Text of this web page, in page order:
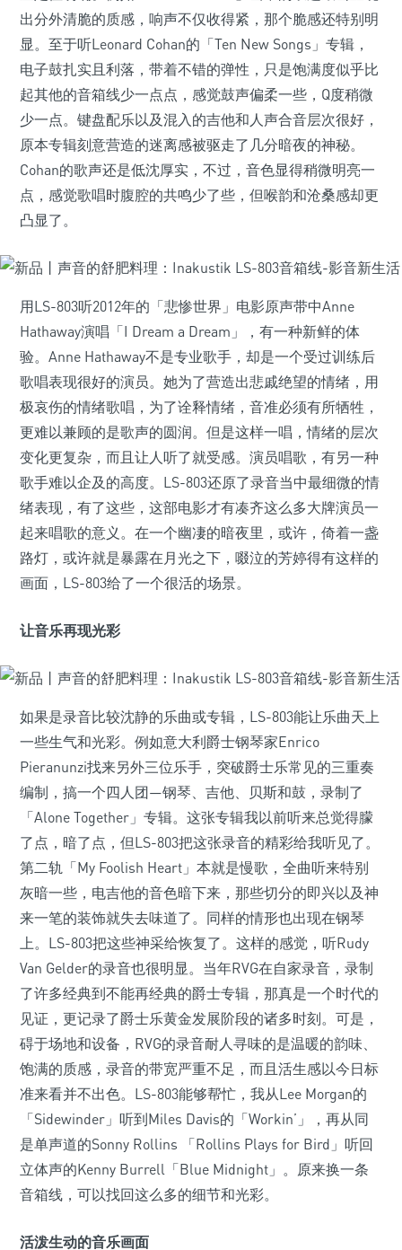
出分外清脆的质感，响声不仅收得紧，那个脆感还特别明
显。至于听Leonard Cohan的「Ten New Songs」专辑，
电子鼓扎实且利落，带着不错的弹性，只是饱满度似乎比
起其他的音箱线少一点点，感觉鼓声偏柔一些，Q度稍微
少一点。键盘配乐以及混入的吉他和人声合音层次很好，
原本专辑刻意营造的迷离感被驱走了几分暗夜的神秘。
Cohan的歌声还是低沈厚实，不过，音色显得稍微明亮一
点，感觉歌唱时腹腔的共鸣少了些，但喉韵和沧桑感却更
凸显了。
用LS-803听2012年的「悲惨世界」电影原声带中Anne
Hathaway演唱「I Dream a Dream」，有一种新鲜的体
验。Anne Hathaway不是专业歌手，却是一个受过训练后
歌唱表现很好的演员。她为了营造出悲戚绝望的情绪，用
极哀伤的情绪歌唱，为了诠释情绪，音准必须有所牺牲，
更难以兼顾的是歌声的圆润。但是这样一唱，情绪的层次
变化更复杂，而且让人听了就受感。演员唱歌，有另一种
歌手难以企及的高度。LS-803还原了录音当中最细微的情
绪表现，有了这些，这部电影才有凑齐这么多大牌演员一
起来唱歌的意义。在一个幽凄的暗夜里，或许，倚着一盏
路灯，或许就是暴露在月光之下，啜泣的芳婷得有这样的
画面，LS-803给了一个很活的场景。
让音乐再现光彩
如果是录音比较沈静的乐曲或专辑，LS-803能让乐曲天上
一些生气和光彩。例如意大利爵士钢琴家Enrico
Pieranunzi找来另外三位乐手，突破爵士乐常见的三重奏
编制，搞一个四人团—钢琴、吉他、贝斯和鼓，录制了
「Alone Together」专辑。这张专辑我以前听来总觉得朦
了点，暗了点，但LS-803把这张录音的精彩给我听见了。
第二轨「My Foolish Heart」本就是慢歌，全曲听来特别
灰暗一些，电吉他的音色暗下来，那些切分的即兴以及神
来一笔的装饰就失去味道了。同样的情形也出现在钢琴
上。LS-803把这些神采给恢复了。这样的感觉，听Rudy
Van Gelder的录音也很明显。当年RVG在自家录音，录制
了许多经典到不能再经典的爵士专辑，那真是一个时代的
见证，更记录了爵士乐黄金发展阶段的诸多时刻。可是，
碍于场地和设备，RVG的录音耐人寻味的是温暖的韵味、
饱满的质感，录音的带宽严重不足，而且活生感以今日标
准来看并不出色。LS-803能够帮忙，我从Lee Morgan的
「Sidewinder」听到Miles Davis的「Workin’」，再从同
是单声道的Sonny Rollins 「Rollins Plays for Bird」听回
立体声的Kenny Burrell「Blue Midnight」。原来换一条
音箱线，可以找回这么多的细节和光彩。
活泼生动的音乐画面